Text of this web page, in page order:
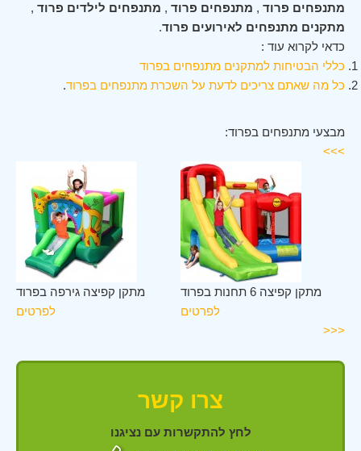
מתנפחים פרוד , מתנפחים פרוד , מתנפחים לילדים פרוד ,
מתקנים מתנפחים לאירועים פרוד.
כדאי לקרוא עוד :
כללי הבטיחות למתקנים מתנפחים בפרוד
כל מה שאתם צריכים לדעת על השכרת מתנפחים בפרוד.
מבצעי מתנפחים בפרוד:
>>>
מתקן קפיצה גירפה בפרוד
לפרטים
מתקן קפיצה 6 תחנות בפרוד
לפרטים
<<<
צרו קשר
לחץ להתקשרות עם נציגנו